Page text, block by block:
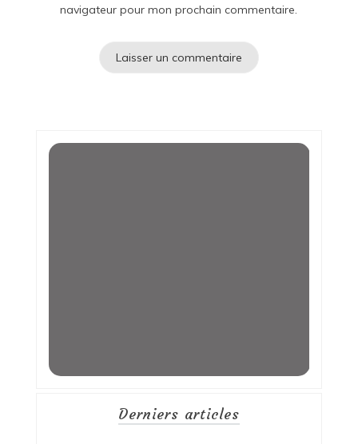
navigateur pour mon prochain commentaire.
Derniers articles